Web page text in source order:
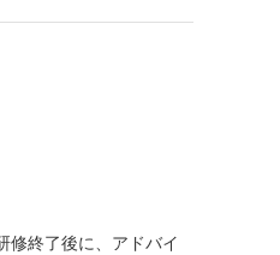
修終了後に、アドバイ